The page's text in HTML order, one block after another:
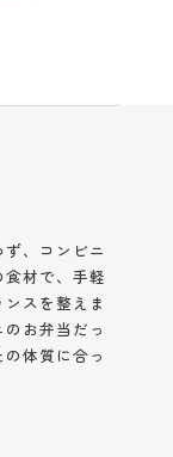
、コンビニ
材で、手軽
スを整えま
お弁当だっ
体質に合っ